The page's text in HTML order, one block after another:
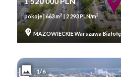
pokoje | 663 m2 | 2 293 PLN/m2
MAZOWIECKIE Warszawa
1/6